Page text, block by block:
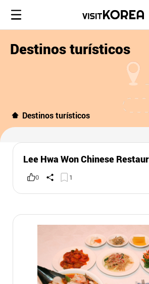
Destinos turísticos
Destinos turísticos
Lee Hwa Won Chinese
0 1